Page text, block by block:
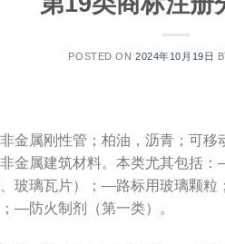
POSTED ON2024年10月19日
金属刚性管；柏油，沥青；可移
非金属建筑材料。本类尤其包括
玻璃瓦片）；—路标用玻璃颗
—防火制剂（第一类）。